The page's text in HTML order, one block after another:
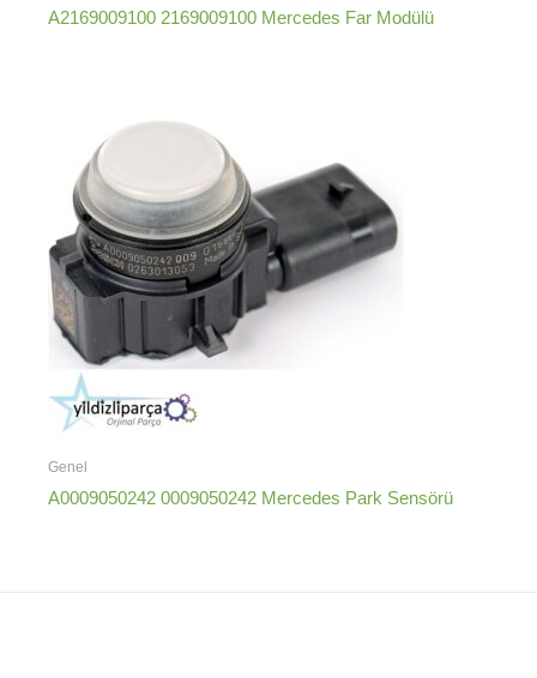
A2169009100 2169009100 Mercedes Far Modülü
Genel
A0009050242 0009050242 Mercedes Park Sensörü